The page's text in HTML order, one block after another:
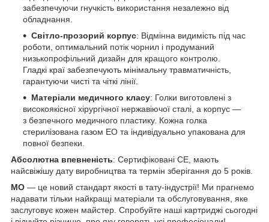
забезпечуючи гнучкість використання незалежно від
обладнання.
Світло-прозорий корпус: Відмінна видимість під час
роботи, оптимальний потік чорнил і продуманий
низькопрофільний дизайн для кращого контролю.
Гладкі краї забезпечують мінімальну травматичність,
гарантуючи чисті та чіткі лінії.
Матеріали медичного класу: Голки виготовлені з
високоякісної хірургічної нержавіючої сталі, а корпус —
з безпечного медичного пластику. Кожна голка
стерилізована газом ЕО та індивідуально упакована для
повної безпеки.
Абсолютна впевненість: Сертифіковані CE, мають
найсвіжішу дату виробництва та термін зберігання до 5 років.
MO — це новий стандарт якості в тату-індустрії! Ми прагнемо
надавати тільки найкращі матеріали та обслуговування, яке
заслуговує кожен майстер. Спробуйте наші картриджі сьогодні